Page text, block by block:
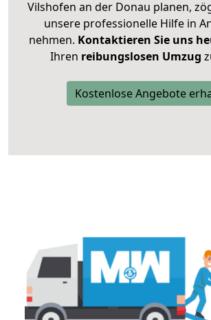
Vilshofen an der Donau planen,
unsere professionelle Hilfe in
nehmen. Kontaktieren Sie uns
Ihren reibungslosen Umzug
Kostenlose Angebote